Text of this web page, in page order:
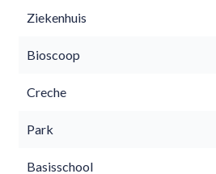
Ziekenhuis
Bioscoop
Creche
Park
Basisschool